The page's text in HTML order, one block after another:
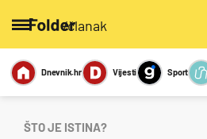
/članak
Miks
Sexy
Dnevnik.hr Vijesti Sport
ŠTO JE ISTINA?